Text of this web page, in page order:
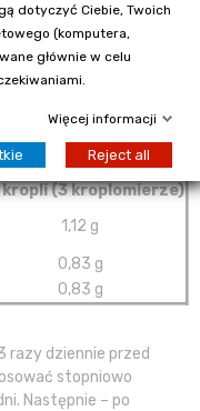
szarego ( Juglans
bylicy piołunu
pąków goździkowca
alkohol etylowy
Porcja dzienna
(3 kroplomierze)
1,12 g
0,83 g
0,83 g
razy dziennie przed
stopniowo
Następnie – po
dotyczyć Ciebie, Twoich
(komputera,
głównie w celu
Więcej informacji
Reject all